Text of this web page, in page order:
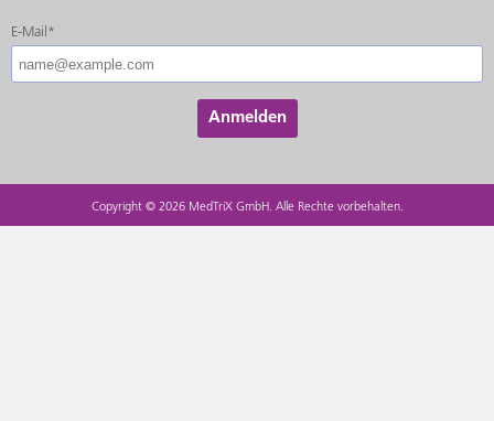
E-Mail*
Anmelden
Copyright © 2026 MedTriX GmbH. Alle Rechte vorbehalten.